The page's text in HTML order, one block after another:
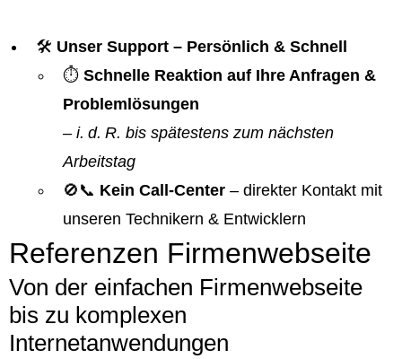
🛠️ Unser Support – Persönlich & Schnell
⏱️ Schnelle Reaktion auf Ihre Anfragen &
Problemlösungen
– i. d. R. bis spätestens zum nächsten
Arbeitstag
🚫📞 Kein Call-Center – direkter Kontakt mit
unseren Technikern & Entwicklern
Referenzen Firmenwebseite
Von der einfachen Firmenwebseite
bis zu komplexen
Internetanwendungen